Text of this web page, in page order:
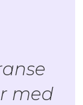
med